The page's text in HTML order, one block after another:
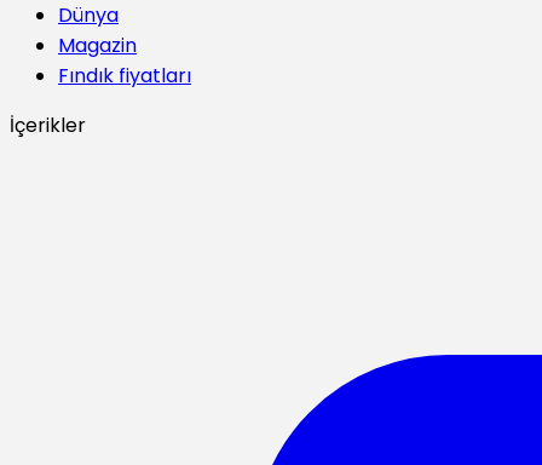
Dünya
Magazin
Fındık fiyatları
İçerikler